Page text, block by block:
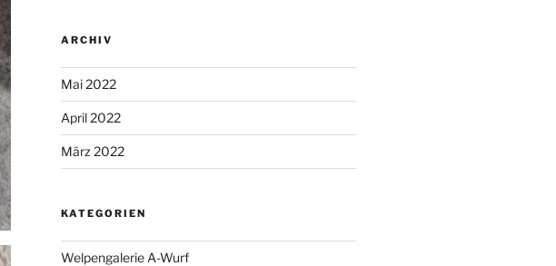
ARCHIV
Mai 2022
April 2022
März 2022
KATEGORIEN
Welpengalerie A-Wurf